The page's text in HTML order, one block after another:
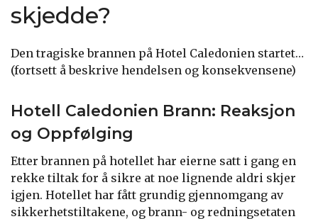
skjedde?
Den tragiske brannen på Hotel Caledonien startet…
(fortsett å beskrive hendelsen og konsekvensene)
Hotell Caledonien Brann: Reaksjon
og Oppfølging
Etter brannen på hotellet har eierne satt i gang en
rekke tiltak for å sikre at noe lignende aldri skjer
igjen. Hotellet har fått grundig gjennomgang av
sikkerhetstiltakene, og brann- og redningsetaten